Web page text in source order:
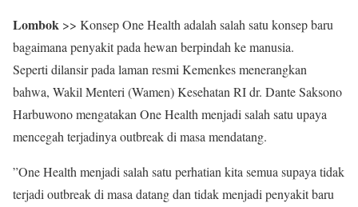
Lombok >> Konsep One Health adalah salah satu konsep baru
bagaimana penyakit pada hewan berpindah ke manusia.
Seperti dilansir pada laman resmi Kemenkes menerangkan
bahwa, Wakil Menteri (Wamen) Kesehatan RI dr. Dante Saksono
Harbuwono mengatakan One Health menjadi salah satu upaya
mencegah terjadinya outbreak di masa mendatang.
”One Health menjadi salah satu perhatian kita semua supaya tidak
terjadi outbreak di masa datang dan tidak menjadi penyakit baru